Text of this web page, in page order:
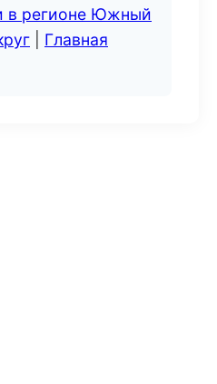
в регионе Южный
Главная